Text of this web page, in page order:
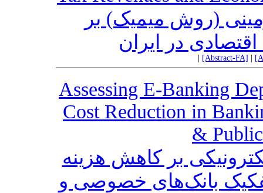
(روش میمیک) بر
در ایران
[Abstract-FA]
Assessing E-Banking
Cost Reduction in
&
بر کاهش هزینه
بانک‌های خصوصی و